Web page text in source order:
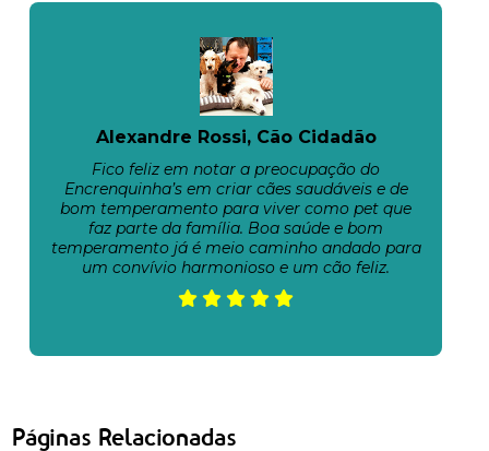
Alexandre Rossi, Cão Cidadão
Fico feliz em notar a preocupação do
Encrenquinha’s em criar cães saudáveis e de
bom temperamento para viver como pet que
faz parte da família. Boa saúde e bom
temperamento já é meio caminho andado para
um convívio harmonioso e um cão feliz.
Páginas Relacionadas